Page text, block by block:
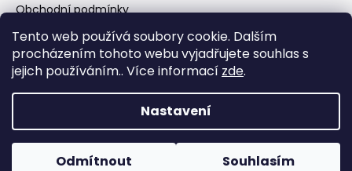
Tento web používá soubory cookie. Dalším
procházením tohoto webu vyjadřujete souhlas s
jejich používáním.. Více informací zde.
Nastavení
Odmítnout Souhlasím
Obchodní podmínky
Ochrana osobních údajů
Reklamační řád
Moje objednávka